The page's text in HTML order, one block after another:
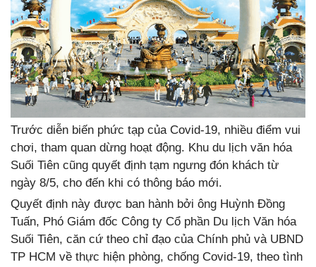
Trước diễn biến phức tạp của Covid-19, nhiều điểm vui
chơi, tham quan dừng hoạt động. Khu du lịch văn hóa
Suối Tiên cũng quyết định tạm ngưng đón khách từ
ngày 8/5, cho đến khi có thông báo mới.
Quyết định này được ban hành bởi ông Huỳnh Đồng
Tuấn, Phó Giám đốc Công ty Cổ phần Du lịch Văn hóa
Suối Tiên, căn cứ theo chỉ đạo của Chính phủ và UBND
TP HCM về thực hiện phòng, chống Covid-19, theo tình